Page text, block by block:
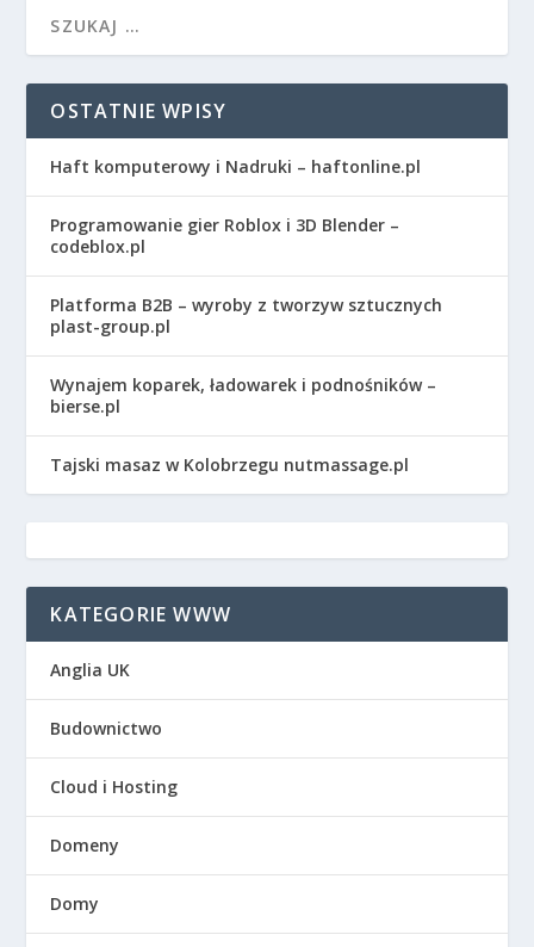
OSTATNIE WPISY
Haft komputerowy i Nadruki – haftonline.pl
Programowanie gier Roblox i 3D Blender –
codeblox.pl
Platforma B2B – wyroby z tworzyw sztucznych
plast-group.pl
Wynajem koparek, ładowarek i podnośników –
bierse.pl
Tajski masaz w Kolobrzegu nutmassage.pl
KATEGORIE WWW
Anglia UK
Budownictwo
Cloud i Hosting
Domeny
Domy